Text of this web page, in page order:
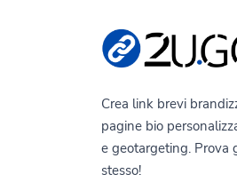
Crea link brevi
pagine bio
e geotargeting. Prova
stesso!